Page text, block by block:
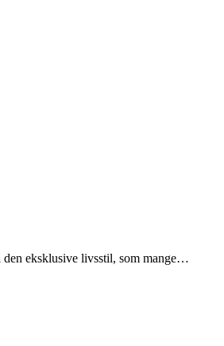
den eksklusive livsstil, som mange…